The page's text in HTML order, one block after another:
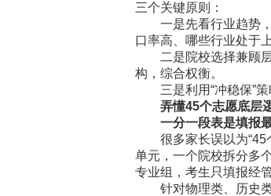
三个关键原则：
一是先看行业趋势，
口率高、哪些行业处于
二是院校选择兼顾层
构，综合权衡。
三是利用“冲稳保”策
弄懂45个志愿底层
一分一段表是填报最
很多家长误以为“45个
单元，一个院校拆分多
专业组，考生只填报经
针对物理类、历史类